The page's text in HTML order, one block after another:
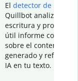
El detector de IA
Quillbot analiza tu
escritura y
útil informe con
sobre el contenido
generado y refinado
IA en tu texto.